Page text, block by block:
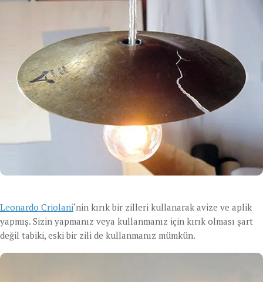
Leonardo Criolani‘nin kırık bir zilleri kullanarak avize ve aplik
yapmış. Sizin yapmanız veya kullanmanız için kırık olması şart
değil tabiki, eski bir zili de kullanmanız mümkün.